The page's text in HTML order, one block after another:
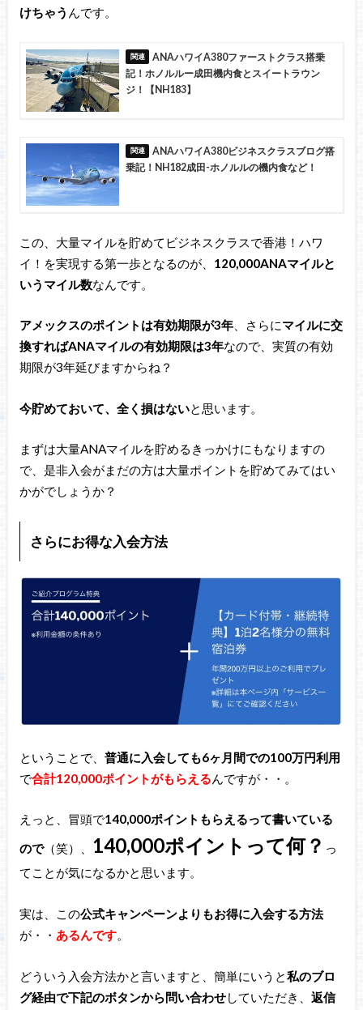
けちゃう んです。
ANAハワイA380ファーストクラス搭乗
記！ホノルルー成田機内食とスイートラウン
ジ！【NH183】
ANAハワイA380ビジネスクラスブログ搭
乗記！NH182成田-ホノルルの機内食など！
この、大量マイルを貯めてビジネスクラスで香港！ハワ
イ！を実現する第一歩となるのが、 120,000ANAマイルと
いうマイル数なんです。
アメックスのポイントは有効期限が3年、さらにマイルに交
換すればANAマイルの有効期限は3年なので、実質の有効
期限が3年延びますからね？
今貯めておいて、全く損はないと思います。
まずは大量ANAマイルを貯めるきっかけにもなりますの
で、是非入会がまだの方は大量ポイントを貯めてみてはい
かがでしょうか？
さらにお得な入会方法
ということで、 普通に入会しても6ヶ月間での100万円利用
で合計120,000ポイントがもらえるんですが・・。
えっと、冒頭で140,000ポイントもらえるって書いている
ので（笑）、 140,000ポイントって何？ っ
てことが気になるかと思います。
実は、この公式キャンペーンよりもお得に入会する方法
が・・ あるんです。
どういう入会方法かと言いますと、簡単にいうと私のブロ
グ経由で下記のボタンから問い合わせしていただき、 返信